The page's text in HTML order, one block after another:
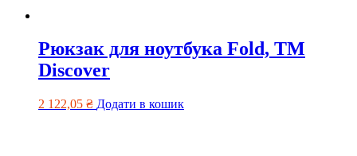
Рюкзак для ноутбука Fold, ТМ
Discover
2 122,05 ₴ Додати в кошик